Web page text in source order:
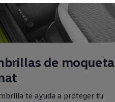
de moqueta
te ayuda a proteger tu